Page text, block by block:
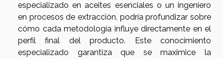
especializado en aceites esenciales o un ingeniero
en procesos de extracción, podría profundizar sobre
cómo cada metodología influye directamente en el
perfil final del producto. Este conocimiento
especializado garantiza que se maximice la